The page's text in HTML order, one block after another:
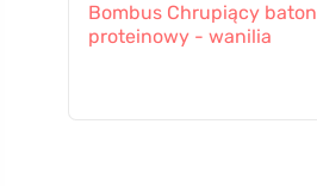
Bombus Chrupiący baton
proteinowy - wanilia